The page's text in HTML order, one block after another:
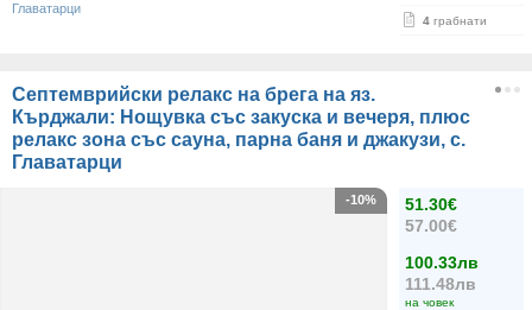
4 грабнати
Главатарци
Септемврийски релакс на брега на яз.
Кърджали: Нощувка със закуска и вечеря, плюс
релакс зона със сауна, парна баня и джакузи, с.
Главатарци
51.30€
57.00€
100.33лв
111.48лв
на човек
-10%